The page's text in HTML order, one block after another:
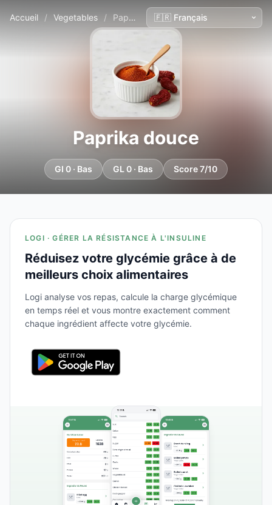
Accueil / Vegetables / Paprika douce
Paprika douce
GI 0 · Bas GL 0 · Bas Score 7/10
LOGI · GÉRER LA RÉSISTANCE À L'INSULINE
Réduisez votre glycémie grâce à de
meilleurs choix alimentaires
Logi analyse vos repas, calcule la charge glycémique
en temps réel et vous montre exactement comment
chaque ingrédient affecte votre glycémie.